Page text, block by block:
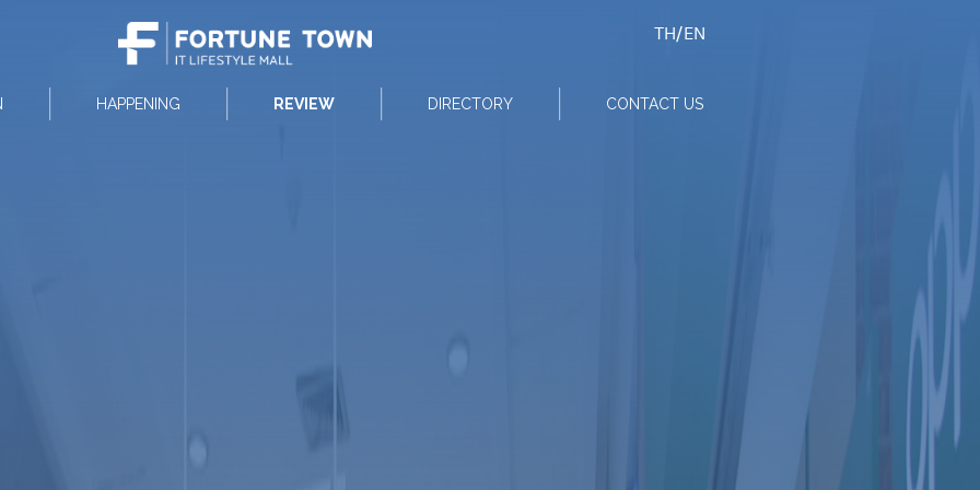
TH/EN
HAPPENING REVIEW DIRECTORY CONTACT US